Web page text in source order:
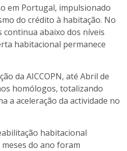
em Portugal, impulsionado
do crédito à habitação. No
abaixo dos níveis
habitacional permanece
da AICCOPN, até Abril de
homólogos, totalizando
a aceleração da actividade no
habitacional
do ano foram